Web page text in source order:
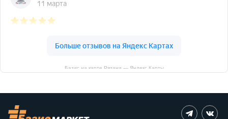
Базис на карте Рязани — Яндекс Карты